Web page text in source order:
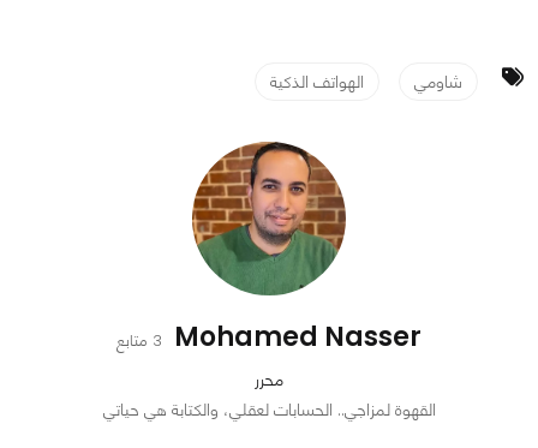
شاومي الهواتف الذكية
Mohamed Nasser 3 متابع
محرر
القهوة لمزاجي.. الحسابات لعقلي، والكتابة هي حياتي